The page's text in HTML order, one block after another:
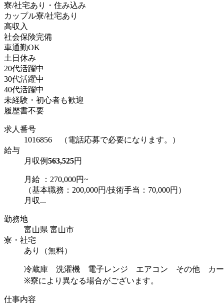
寮/社宅あり・住み込み
カップル寮/社宅あり
高収入
社会保険完備
車通勤OK
土日休み
20代活躍中
30代活躍中
40代活躍中
未経験・初心者も歓迎
履歴書不要
求人番号
1016856 （電話応募で必要になります。）
給与
月収例563,525円
月給 ：270,000円~
（基本職務：200,000円/技術手当：70,000円）
月収...
勤務地
富山県 富山市
寮・社宅
あり（無料）
冷蔵庫 洗濯機 電子レンジ エアコン その他 カー
※寮により異なる場合がございます。
仕事内容